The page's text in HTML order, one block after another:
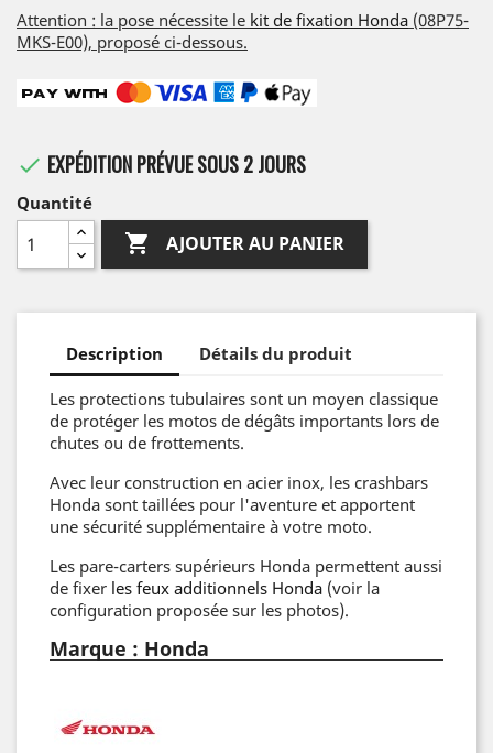
Attention : la pose nécessite le kit de fixation Honda (08P75-
MKS-E00), proposé ci-dessous.
 EXPÉDITION PRÉVUE SOUS 2 JOURS
Quantité
 AJOUTER AU PANIER
Description Détails du produit
Les protections tubulaires sont un moyen classique
de protéger les motos de dégâts importants lors de
chutes ou de frottements.
Avec leur construction en acier inox, les crashbars
Honda sont taillées pour l'aventure et apportent
une sécurité supplémentaire à votre moto.
Les pare-carters supérieurs Honda permettent aussi
de fixer les feux additionnels Honda (voir la
configuration proposée sur les photos).
Marque : Honda